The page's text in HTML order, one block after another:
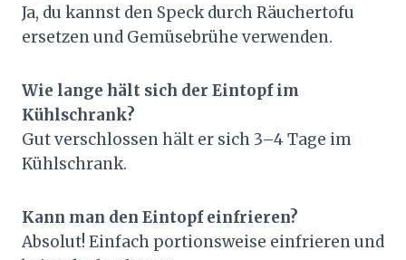
Ja, du kannst den Speck durch Räuchertofu
ersetzen und Gemüsebrühe verwenden.
Wie lange hält sich der Eintopf im
Kühlschrank?
Gut verschlossen hält er sich 3–4 Tage im
Kühlschrank.
Kann man den Eintopf einfrieren?
Absolut! Einfach portionsweise einfrieren und